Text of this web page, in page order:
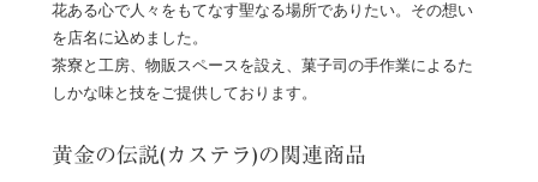
花ある心で人々をもてなす聖なる場所でありたい。その想い
を店名に込めました。
茶寮と工房、物販スペースを設え、菓子司の手作業によるた
しかな味と技をご提供しております。
黄金の伝説(カステラ)の関連商品